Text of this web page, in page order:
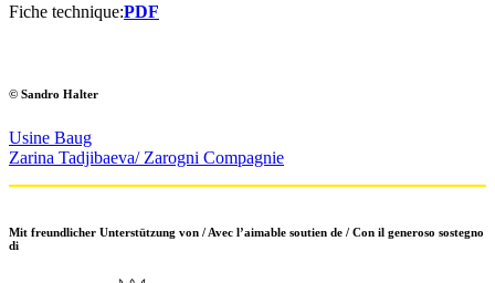
Fiche technique:PDF
© Sandro Halter
Usine Baug
Zarina Tadjibaeva/ Zarogni Compagnie
Mit freundlicher Unterstützung von / Avec l’aimable soutien de / Con il generoso sostegno
di